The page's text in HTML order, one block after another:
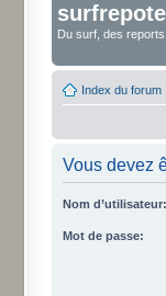
Du surf, des
Index du forum
Vous devez
Nom d’utilisateur:
Mot de passe: